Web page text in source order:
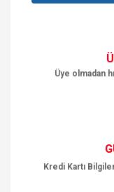
Ürün resmi
Ürün
Ürün
Ürün fiyatı
Bu ürüne
Üye olmadan
Kredi Kartı